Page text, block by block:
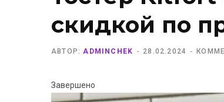
скидкой по
АВТОР: ADMINCHEK 28.02.2024
Завершено